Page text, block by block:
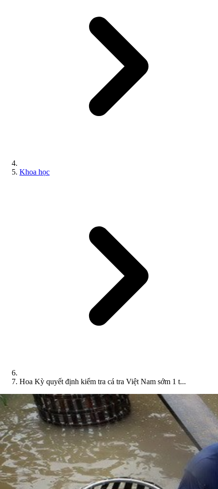
Khoa học
Hoa Kỳ quyết định kiểm tra cá tra Việt Nam sớm 1 t...